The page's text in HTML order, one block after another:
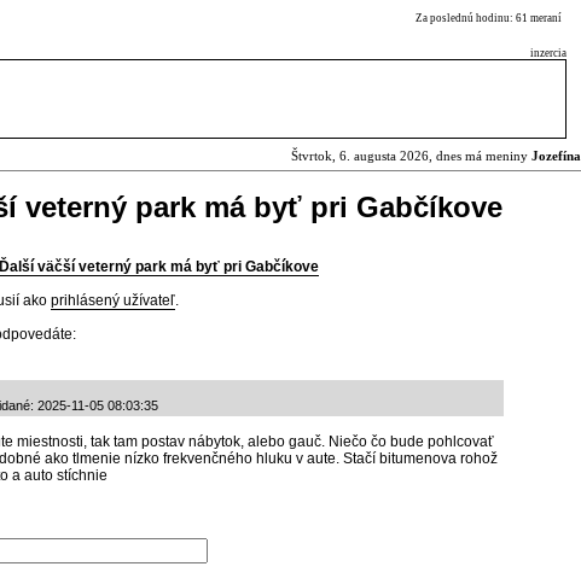
Za poslednú hodinu: 61 meraní
inzercia
Štvrtok, 6. augusta 2026, dnes má meniny Jozefína
veterný park má byť pri Gabčíkove
Ďalší väčší veterný park má byť pri Gabčíkove
ako prihlásený užívateľ.
2025-11-05 08:03:35
miestnosti, tak tam postav nábytok, alebo gauč. Niečo čo bude pohlcovať
ako tlmenie nízko frekvenčného hluku v aute. Stačí bitumenova rohož
a auto stíchnie